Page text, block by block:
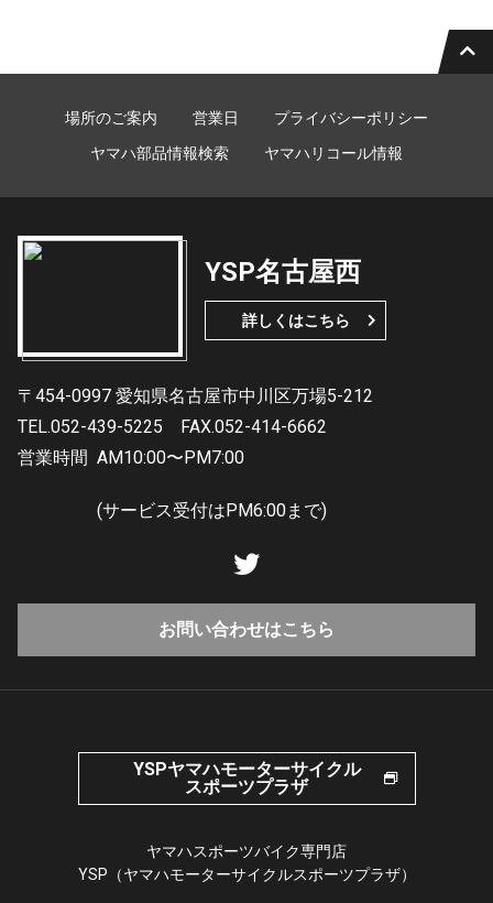
場所のご案内 営業日
プライバシーポリシー
ヤマハ部品情報検索
ヤマハリコール情報
YSP名古屋西
詳しくはこちら
〒454-0997 愛知県名古屋市中川区万場5-212
TEL.052-439-5225
FAX.052-414-6662
営業時間 AM10:00〜PM7:00
(サービス受付はPM6:00まで)
お問い合わせはこちら
YSPヤマハモーターサイクル
スポーツプラザ
ヤマハスポーツバイク専門店
YSP（ヤマハモーターサイクルスポーツプラザ）